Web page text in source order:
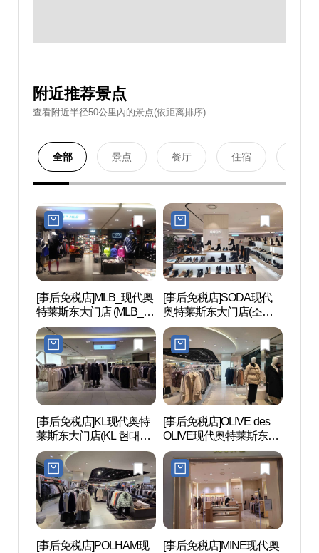
附近推荐景点
查看附近半径50公里內的景点(依距离排序)
全部 景点 餐厅 住宿
[事后免税店]MLB_现代奥
特莱斯东大门店 (MLB_현
대(아)동대문)
[事后免税店]SODA现代
奥特莱斯东大门店(소다
현대아울렛 동대문점)
[事后免税店]KL现代奥特
莱斯东大门店(KL 현대아
울렛 동대문점)
[事后免税店]OLIVE des
OLIVE现代奥特莱斯东大
门店(올리브데올리브 현
대아울렛 동대문점)
[事后免税店]POLHAM现
[事后免税店]MINE现代奥